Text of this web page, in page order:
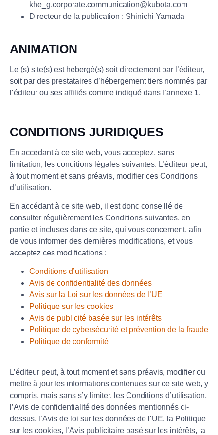
khe_g.corporate.communication@kubota.com
Directeur de la publication : Shinichi Yamada
ANIMATION
Le (s) site(s) est hébergé(s) soit directement par l’éditeur,
soit par des prestataires d’hébergement tiers nommés par
l’éditeur ou ses affiliés comme indiqué dans l’annexe 1.
CONDITIONS JURIDIQUES
En accédant à ce site web, vous acceptez, sans
limitation, les conditions légales suivantes. L’éditeur peut,
à tout moment et sans préavis, modifier ces Conditions
d’utilisation.
En accédant à ce site web, il est donc conseillé de
consulter régulièrement les Conditions suivantes, en
partie et incluses dans ce site, qui vous concernent, afin
de vous informer des dernières modifications, et vous
acceptez ces modifications :
Conditions d’utilisation
Avis de confidentialité des données
Avis sur la Loi sur les données de l’UE
Politique sur les cookies
Avis de publicité basée sur les intérêts
Politique de cybersécurité et prévention de la fraude
Politique de conformité
L’éditeur peut, à tout moment et sans préavis, modifier ou
mettre à jour les informations contenues sur ce site web, y
compris, mais sans s’y limiter, les Conditions d’utilisation,
l’Avis de confidentialité des données mentionnés ci-
dessus, l’Avis de loi sur les données de l’UE, la Politique
sur les cookies, l’Avis publicitaire basé sur les intérêts, la